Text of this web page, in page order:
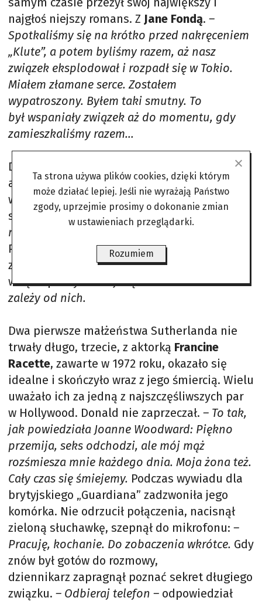
najgłoś niejszy romans. Z Jane Fondą. –
Spotkaliśmy się na krótko przed nakręceniem
„Klute”, a potem byliśmy razem, aż nasz
związek eksplodował i rozpadł się w Tokio.
Miałem złamane serce. Zostałem
wypatroszony. Byłem taki smutny. To
był wspaniały związek aż do momentu, gdy
zamieszkaliśmy razem…
Dzięki Fondzie złapał bakcyla lewicowego
aktywizmu, dziwiła go więc bierność
współczesnej młodzieży. Zapytany, czy filmy
skłaniają do myślenia, odparł:
– Mam
nadzieję, że prowokują do działania.
Przyznając, iż jego własne pokolenie
zrujnowało planetę, zachęcał młodych, aby
wzięli sprawy w swoje ręce: –Przetrwanie
zależy od nich.
Dwa pierwsze małżeństwa Sutherlanda nie
trwały długo, trzecie, z aktorką Francine
Racette, zawarte w 1972 roku, okazało się
idealne i skończyło wraz z jego śmiercią. Wielu
uważało ich za jedną z najszczęśliwszych par
w Hollywood. Donald nie zaprzeczał. – To tak,
jak powiedziała Joanne Woodward: Piękno
przemija, seks odchodzi, ale mój mąż
rozśmiesza mnie każdego dnia. Moja żona też.
Cały czas się śmiejemy. Podczas wywiadu dla
brytyjskiego „Guardiana” zadzwoniła jego
komórka. Nie odrzucił połączenia, nacisnął
zieloną słuchawkę, szepnął do mikrofonu: –
Pracuję, kochanie. Do zobaczenia wkrótce. Gdy
znów był gotów do rozmowy,
dziennikarz zapragnął poznać sekret długiego
związku. – Odbieraj telefon – odpowiedział
Ta strona używa plików cookies, dzięki którym
może działać lepiej. Jeśli nie wyrażają Państwo
zgody, uprzejmie prosimy o dokonanie zmian
w ustawieniach przeglądarki.
Rozumiem